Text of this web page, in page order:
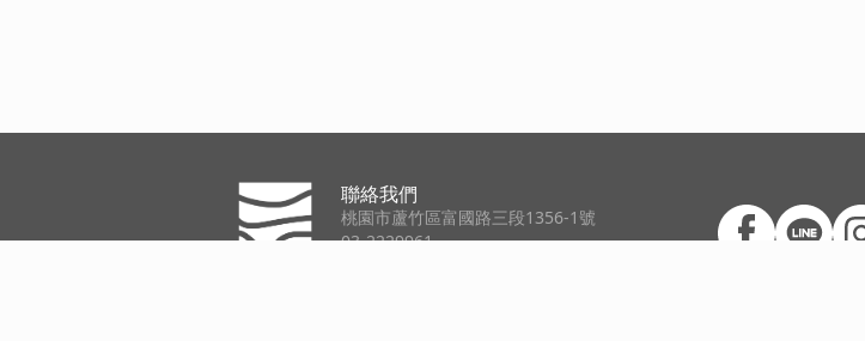
聯絡我們
桃園市蘆竹區富國路三段1356-1號
03-2229961